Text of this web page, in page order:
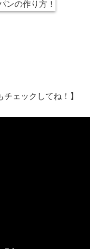
チェックしてね！】